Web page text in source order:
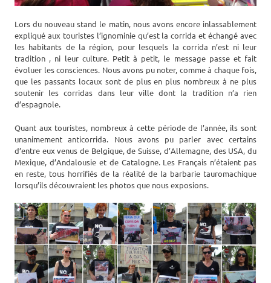
Lors du nouveau stand le matin, nous avons encore inlassablement
expliqué aux touristes l’ignominie qu’est la corrida et échangé avec
les habitants de la région, pour lesquels la corrida n’est ni leur
tradition , ni leur culture. Petit à petit, le message passe et fait
évoluer les consciences. Nous avons pu noter, comme à chaque fois,
que les passants locaux sont de plus en plus nombreux à ne plus
soutenir les corridas dans leur ville dont la tradition n’a rien
d’espagnole.
Quant aux touristes, nombreux à cette période de l’année, ils sont
unanimement anticorrida. Nous avons pu parler avec certains
d’entre eux venus de Belgique, de Suisse, d’Allemagne, des USA, du
Mexique, d’Andalousie et de Catalogne. Les Français n’étaient pas
en reste, tous horrifiés de la réalité de la barbarie tauromachique
lorsqu’ils découvraient les photos que nous exposions.